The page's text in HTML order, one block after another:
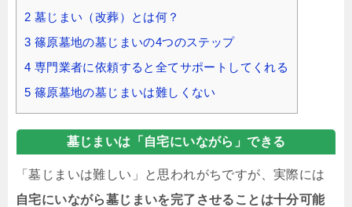
2 墓じまい（改葬）とは何？
3 篠原墓地の墓じまいの4つのステップ
4 専門業者に依頼すると全てサポートしてくれる
5 篠原墓地の墓じまいは難しくない
墓じまいは「自宅にいながら」できる
「墓じまいは難しい」と思われがちですが、実際には
自宅にいながら墓じまいを完了させることは十分可能